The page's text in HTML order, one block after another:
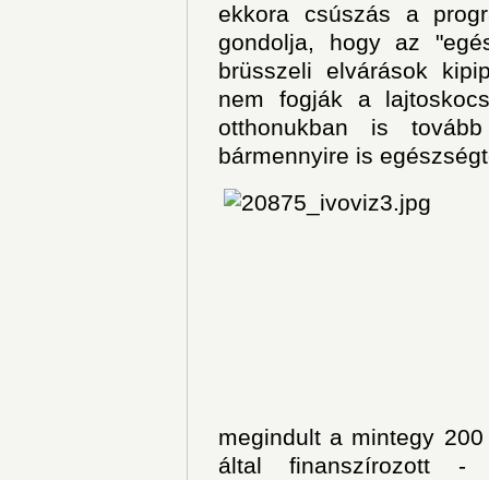
ekkora csúszás a
gondolja, hogy az
brüsszeli elvárások
nem fogják a
otthonukban is
bármennyire is
megindult a mintegy
által finanszírozott -